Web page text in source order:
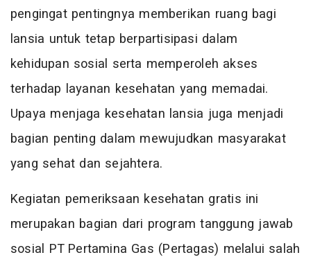
pengingat pentingnya memberikan ruang bagi
lansia untuk tetap berpartisipasi dalam
kehidupan sosial serta memperoleh akses
terhadap layanan kesehatan yang memadai.
Upaya menjaga kesehatan lansia juga menjadi
bagian penting dalam mewujudkan masyarakat
yang sehat dan sejahtera.
Kegiatan pemeriksaan kesehatan gratis ini
merupakan bagian dari program tanggung jawab
sosial PT Pertamina Gas (Pertagas) melalui salah